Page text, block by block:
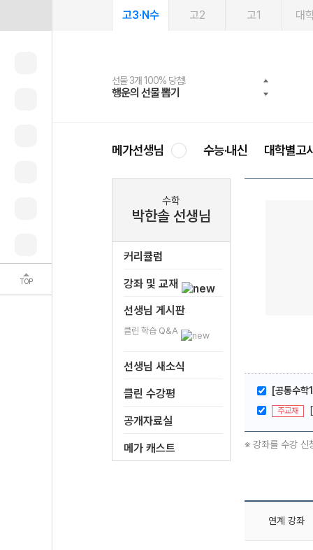
TOP
고3·N수 고2 고1 대
선물 3개 100% 당첨!
행운의 선물 뽑기
선물 100% 증정!
메가스터디 X 올리브
여름방학 스터디 캐시백
메가런 썸머스쿨
2027 러셀 단과
강사 공개선발
스마트러닝앱
설문 EVENT
메가패스
3일 무료 체험권
메가패스 수강생 무료혜택!
메가클럽 멤버십
사회공헌 캠페인
희망이룸 메가나눔
메가선생님 수능·내신 대학별고
수학
박한솔 선생님
커리큘럼
강좌 및 교재
선생님 게시판
클린 학습 Q&A
선생님 새소식
클린 수강평
공개자료실
메가 캐스트
[공통수학
주교재
※ 강좌를 수강 신
연계 강좌